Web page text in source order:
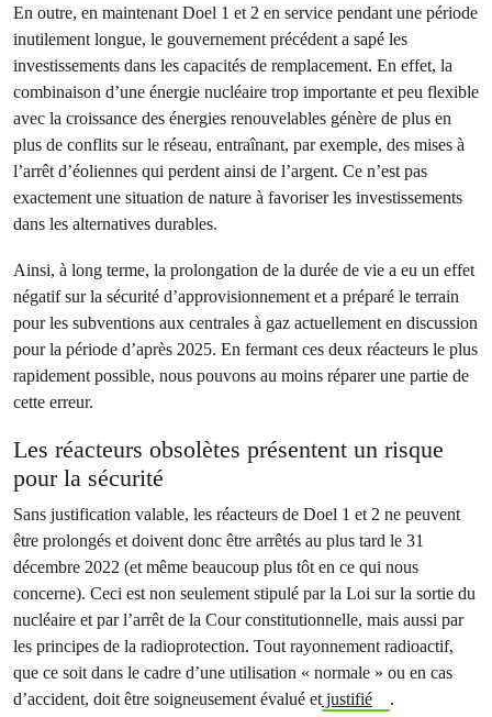
En outre, en maintenant Doel 1 et 2 en service pendant une période
inutilement longue, le gouvernement précédent a sapé les
investissements dans les capacités de remplacement. En effet, la
combinaison d’une énergie nucléaire trop importante et peu flexible
avec la croissance des énergies renouvelables génère de plus en
plus de conflits sur le réseau, entraînant, par exemple, des mises à
l’arrêt d’éoliennes qui perdent ainsi de l’argent. Ce n’est pas
exactement une situation de nature à favoriser les investissements
dans les alternatives durables.
Ainsi, à long terme, la prolongation de la durée de vie a eu un effet
négatif sur la sécurité d’approvisionnement et a préparé le terrain
pour les subventions aux centrales à gaz actuellement en discussion
pour la période d’après 2025. En fermant ces deux réacteurs le plus
rapidement possible, nous pouvons au moins réparer une partie de
cette erreur.
Les réacteurs obsolètes présentent un risque
pour la sécurité
Sans justification valable, les réacteurs de Doel 1 et 2 ne peuvent
être prolongés et doivent donc être arrêtés au plus tard le 31
décembre 2022 (et même beaucoup plus tôt en ce qui nous
concerne). Ceci est non seulement stipulé par la Loi sur la sortie du
nucléaire et par l’arrêt de la Cour constitutionnelle, mais aussi par
les principes de la radioprotection. Tout rayonnement radioactif,
que ce soit dans le cadre d’une utilisation « normale » ou en cas
d’accident, doit être soigneusement évalué et justifié .